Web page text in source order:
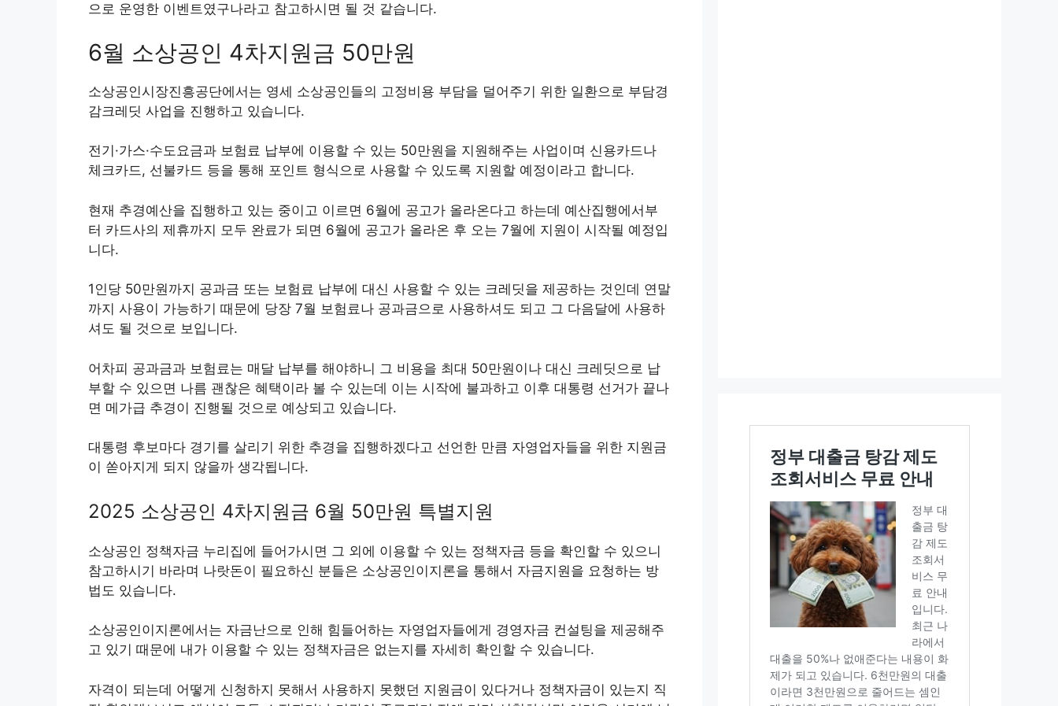
으로 운영한 이벤트였구나라고 참고하시면 될 것 같습니다.
6월 소상공인 4차지원금 50만원
소상공인시장진흥공단에서는 영세 소상공인들의 고정비용 부담을 덜어주기 위한 일환으로 부담경
감크레딧 사업을 진행하고 있습니다.
전기·가스·수도요금과 보험료 납부에 이용할 수 있는 50만원을 지원해주는 사업이며 신용카드나
체크카드, 선불카드 등을 통해 포인트 형식으로 사용할 수 있도록 지원할 예정이라고 합니다.
현재 추경예산을 집행하고 있는 중이고 이르면 6월에 공고가 올라온다고 하는데 예산집행에서부
터 카드사의 제휴까지 모두 완료가 되면 6월에 공고가 올라온 후 오는 7월에 지원이 시작될 예정입
니다.
1인당 50만원까지 공과금 또는 보험료 납부에 대신 사용할 수 있는 크레딧을 제공하는 것인데 연말
까지 사용이 가능하기 때문에 당장 7월 보험료나 공과금으로 사용하셔도 되고 그 다음달에 사용하
셔도 될 것으로 보입니다.
어차피 공과금과 보험료는 매달 납부를 해야하니 그 비용을 최대 50만원이나 대신 크레딧으로 납
부할 수 있으면 나름 괜찮은 혜택이라 볼 수 있는데 이는 시작에 불과하고 이후 대통령 선거가 끝나
면 메가급 추경이 진행될 것으로 예상되고 있습니다.
대통령 후보마다 경기를 살리기 위한 추경을 집행하겠다고 선언한 만큼 자영업자들을 위한 지원금
이 쏟아지게 되지 않을까 생각됩니다.
2025 소상공인 4차지원금 6월 50만원 특별지원
소상공인 정책자금 누리집에 들어가시면 그 외에 이용할 수 있는 정책자금 등을 확인할 수 있으니
참고하시기 바라며 나랏돈이 필요하신 분들은 소상공인이지론을 통해서 자금지원을 요청하는 방
법도 있습니다.
소상공인이지론에서는 자금난으로 인해 힘들어하는 자영업자들에게 경영자금 컨설팅을 제공해주
고 있기 때문에 내가 이용할 수 있는 정책자금은 없는지를 자세히 확인할 수 있습니다.
자격이 되는데 어떻게 신청하지 못해서 사용하지 못했던 지원금이 있다거나 정책자금이 있는지 직